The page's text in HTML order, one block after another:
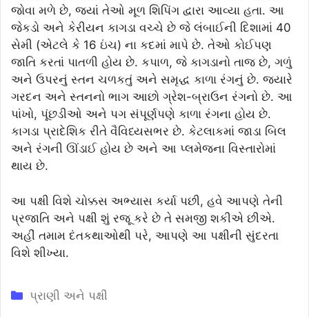
જોવા મળે છે, જ્યાં તેઓ મૂળ શિપિંગ દ્વારા આવ્યા હતા. આ
જેકડો અને કેરીયન કાગડા વચ્ચે છે જે લંબાઈની દિશામાં 40
સેમી (એટલે ​​​​કે 16 ઇંચ) ના કદમાં માપે છે. તેઓ કોઈપણ
જાતિ કરતાં પાતળી હોય છે. કપાળ, જે કાગડાનો તાજ છે, ગળું
અને ઉપરનું સ્તન ચળકતું અને સમૃદ્ધ કાળા રંગનું છે. જ્યારે
ગરદન અને સ્તનનો ભાગ આછો ગ્રેશ-બ્રાઉન રંગનો છે. આ
પાંખો, પૂંછડીઓ અને પગ સંપૂર્ણપણે કાળા રંગના હોય છે.
કાગડા પ્રાદેશિક રીતે વૈવિધ્યસભર છે. કેટલાકમાં જાડા બિલ
અને રંગની ઊંડાઈ હોય છે અને આ પ્લમેજના વિસ્તારોમાં
થાય છે.
આ પક્ષી વિશે ચોક્કસ અભ્યાસ કર્યા પછી, હવે આપણે તેની
પ્રજાતિ અને પક્ષી શું રજૂ કરે છે તે સમજી શકીએ છીએ.
અહીં તમામ દંતકથાઓથી પરે, આપણે આ પક્ષીની સુંદરતા
વિશે શીખ્યા.
Categories
પ્રાણી અને પક્ષી